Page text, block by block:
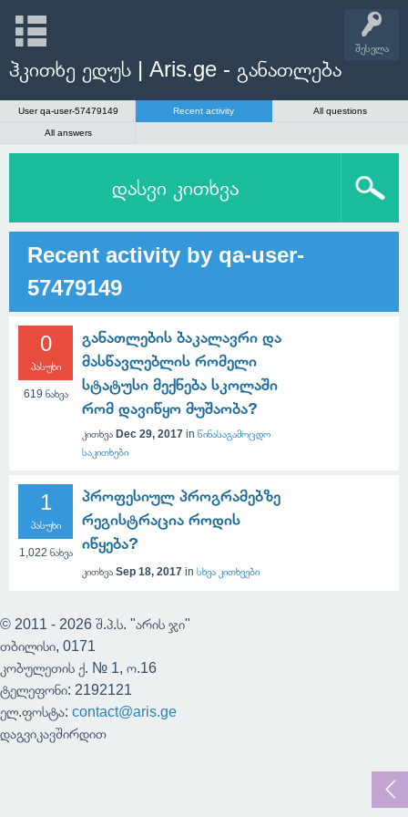
შესვლა
ჰკითხე ედუს | Aris.ge - განათლება
User qa-user-57479149 Recent activity All questions
All answers
დასვი კითხვა
Recent activity by qa-user-
57479149
0
პასუხი
619 ნახვა
განათლების ბაკალავრი და
მასწავლებლის რომელი
სტატუსი მექნება სკოლაში
რომ დავიწყო მუშაობა?
კითხვა Dec 29, 2017 in წინასაგამოცდო
საკითხები
1
პასუხი
1,022 ნახვა
პროფესიულ პროგრამებზე
რეგისტრაცია როდის
იწყება?
კითხვა Sep 18, 2017 in სხვა კითხვები
© 2011 - 2026 შ.პ.ს. "არის ჯი"
თბილისი, 0171
კობულეთის ქ. № 1, ო.16
ტელეფონი: 2192121
ელ.ფოსტა: contact@aris.ge
დაგვიკავშირდით